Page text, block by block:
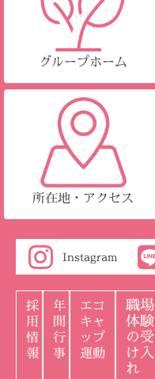
グループホーム
所在地・アクセス
Instagram
採
用
情
報
年
間
行
事
エコ
キャ
ップ
運動
職場
体験
の受
け入
れ